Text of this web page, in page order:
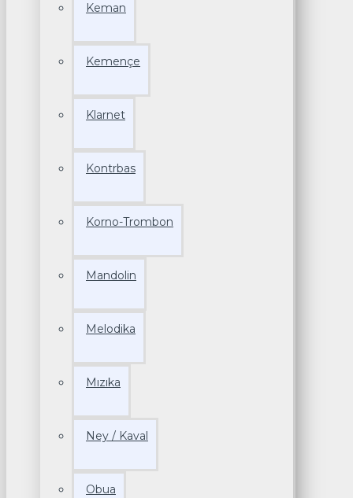
Keman
Kemençe
Klarnet
Kontrbas
Korno-Trombon
Mandolin
Melodika
Mızıka
Ney / Kaval
Obua